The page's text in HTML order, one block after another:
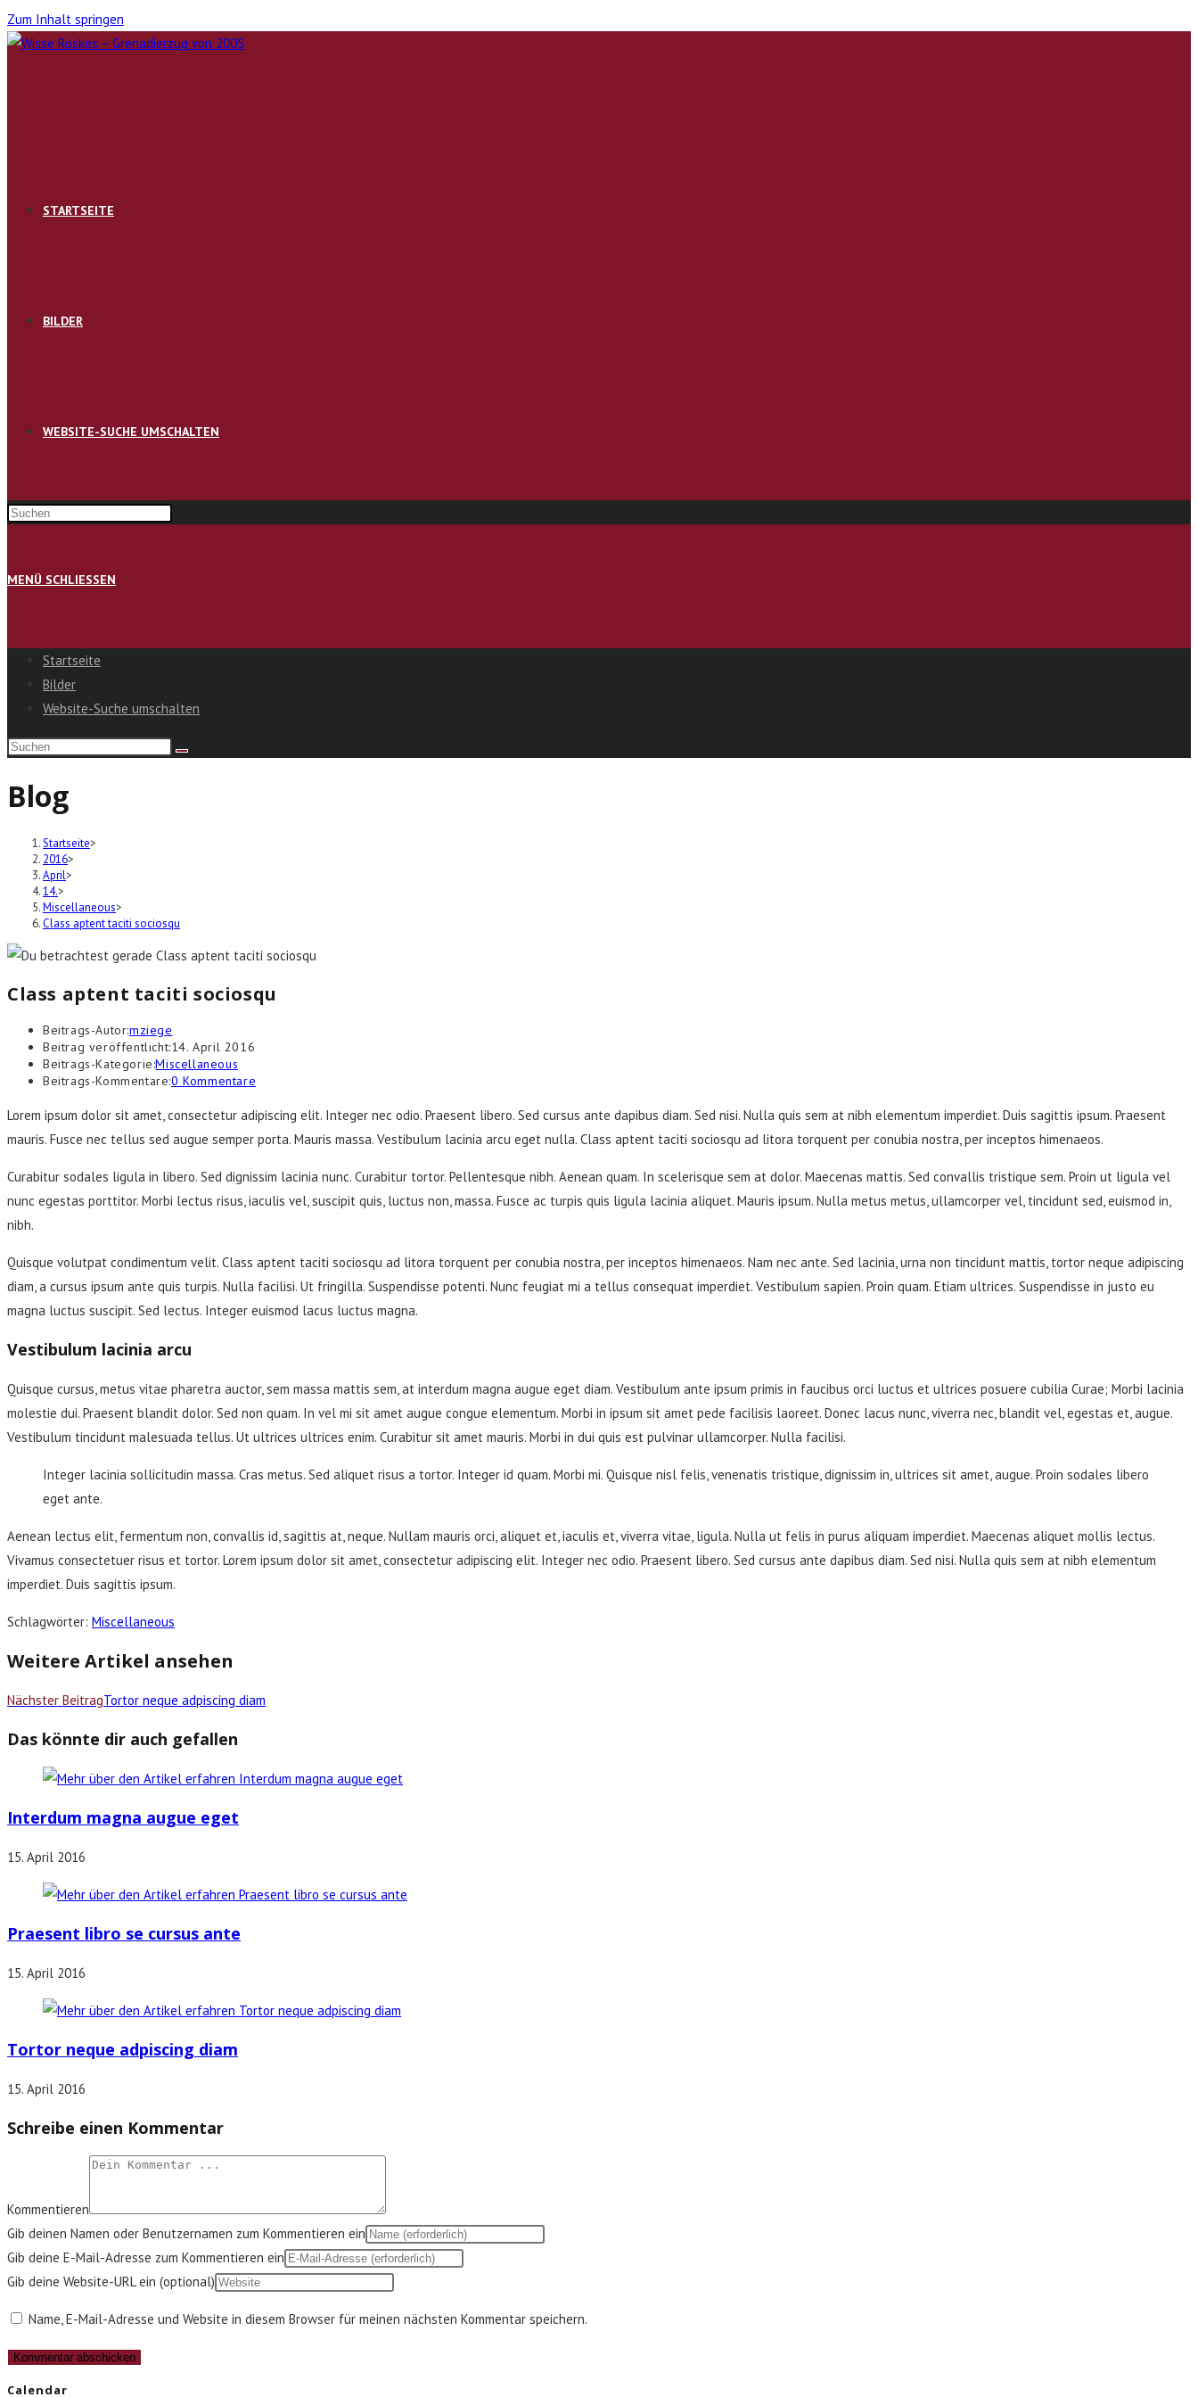
Zum Inhalt springen
STARTSEITE
BILDER
WEBSITE-SUCHE UMSCHALTEN
MENÜ SCHLIESSEN
Startseite
Bilder
Website-Suche umschalten
Blog
Startseite>
2016>
April>
14.>
Miscellaneous>
Class aptent taciti sociosqu
Class aptent taciti sociosqu
Beitrags-Autor:mziege
Beitrag veröffentlicht:14. April 2016
Beitrags-Kategorie:Miscellaneous
Beitrags-Kommentare:0 Kommentare
Lorem ipsum dolor sit amet, consectetur adipiscing elit. Integer nec odio. Praesent libero. Sed cursus ante dapibus diam. Sed nisi. Nulla quis sem at nibh elementum imperdiet. Duis sagittis ipsum. Praesent
mauris. Fusce nec tellus sed augue semper porta. Mauris massa. Vestibulum lacinia arcu eget nulla. Class aptent taciti sociosqu ad litora torquent per conubia nostra, per inceptos himenaeos.
Curabitur sodales ligula in libero. Sed dignissim lacinia nunc. Curabitur tortor. Pellentesque nibh. Aenean quam. In scelerisque sem at dolor. Maecenas mattis. Sed convallis tristique sem. Proin ut ligula vel
nunc egestas porttitor. Morbi lectus risus, iaculis vel, suscipit quis, luctus non, massa. Fusce ac turpis quis ligula lacinia aliquet. Mauris ipsum. Nulla metus metus, ullamcorper vel, tincidunt sed, euismod in,
nibh.
Quisque volutpat condimentum velit. Class aptent taciti sociosqu ad litora torquent per conubia nostra, per inceptos himenaeos. Nam nec ante. Sed lacinia, urna non tincidunt mattis, tortor neque adipiscing
diam, a cursus ipsum ante quis turpis. Nulla facilisi. Ut fringilla. Suspendisse potenti. Nunc feugiat mi a tellus consequat imperdiet. Vestibulum sapien. Proin quam. Etiam ultrices. Suspendisse in justo eu
magna luctus suscipit. Sed lectus. Integer euismod lacus luctus magna.
Vestibulum lacinia arcu
Quisque cursus, metus vitae pharetra auctor, sem massa mattis sem, at interdum magna augue eget diam. Vestibulum ante ipsum primis in faucibus orci luctus et ultrices posuere cubilia Curae; Morbi lacinia
molestie dui. Praesent blandit dolor. Sed non quam. In vel mi sit amet augue congue elementum. Morbi in ipsum sit amet pede facilisis laoreet. Donec lacus nunc, viverra nec, blandit vel, egestas et, augue.
Vestibulum tincidunt malesuada tellus. Ut ultrices ultrices enim. Curabitur sit amet mauris. Morbi in dui quis est pulvinar ullamcorper. Nulla facilisi.
Integer lacinia sollicitudin massa. Cras metus. Sed aliquet risus a tortor. Integer id quam. Morbi mi. Quisque nisl felis, venenatis tristique, dignissim in, ultrices sit amet, augue. Proin sodales libero
eget ante.
Aenean lectus elit, fermentum non, convallis id, sagittis at, neque. Nullam mauris orci, aliquet et, iaculis et, viverra vitae, ligula. Nulla ut felis in purus aliquam imperdiet. Maecenas aliquet mollis lectus.
Vivamus consectetuer risus et tortor. Lorem ipsum dolor sit amet, consectetur adipiscing elit. Integer nec odio. Praesent libero. Sed cursus ante dapibus diam. Sed nisi. Nulla quis sem at nibh elementum
imperdiet. Duis sagittis ipsum.
Schlagwörter: Miscellaneous
Weitere Artikel ansehen
Nächster BeitragTortor neque adpiscing diam
Das könnte dir auch gefallen
Interdum magna augue eget
15. April 2016
Praesent libro se cursus ante
15. April 2016
Tortor neque adpiscing diam
15. April 2016
Schreibe einen Kommentar
Kommentieren
Gib deinen Namen oder Benutzernamen zum Kommentieren ein
Gib deine E-Mail-Adresse zum Kommentieren ein
Gib deine Website-URL ein (optional)
Name, E-Mail-Adresse und Website in diesem Browser für meinen nächsten Kommentar speichern.
Calendar